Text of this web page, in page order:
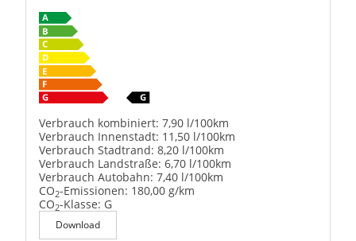
Verbrauch kombiniert: 7,90 l/100km
Verbrauch Innenstadt: 11,50 l/100km
Verbrauch Stadtrand: 8,20 l/100km
Verbrauch Landstraße: 6,70 l/100km
Verbrauch Autobahn: 7,40 l/100km
CO2-Emissionen: 180,00 g/km
CO2-Klasse: G
Download